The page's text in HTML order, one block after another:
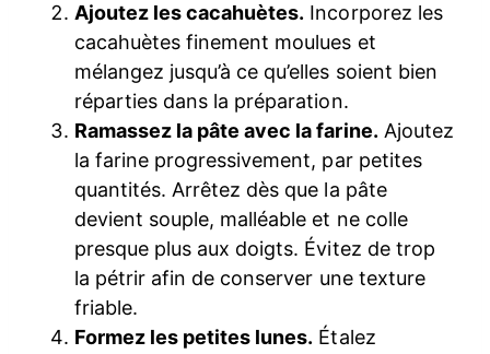
Ajoutez les cacahuètes. Incorporez les
cacahuètes finement moulues et
mélangez jusqu’à ce qu’elles soient bien
réparties dans la préparation.
Ramassez la pâte avec la farine. Ajoutez
la farine progressivement, par petites
quantités. Arrêtez dès que la pâte
devient souple, malléable et ne colle
presque plus aux doigts. Évitez de trop
la pétrir afin de conserver une texture
friable.
Formez les petites lunes. Étalez